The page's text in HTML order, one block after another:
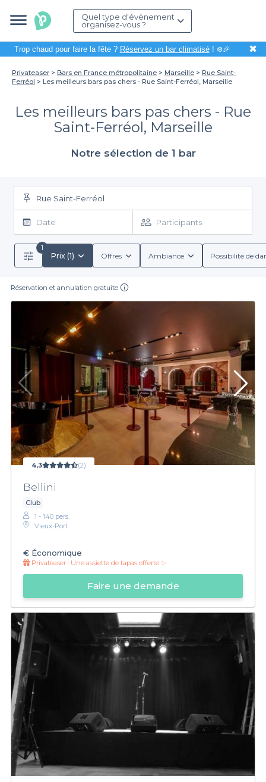
Quel type d'évènement
organisez-vous ?
Trop chaud pour faire la fête ? Réservez un bar climatisé! ❄️🎉 ✖
Privateaser Bars en France métropolitaine Marseille
Rue Saint-
Ferréol
Les meilleurs bars pas chers - Rue Saint-Ferréol, Marseille
Les meilleurs bars pas chers - Rue
Saint-Ferréol, Marseille
Notre sélection de 1 bar
Rue Saint-Ferréol
Date Participants
1
Prix (1)
Offres Ambiance Possibilité de
Réservation et annulation gratuite
4,3 (2)
Bellini
Club
1 - 140 pers.
Vieux-Port
€ Économique
Privateaser : Une assiette de tapas offerte ✨
Faire une demande